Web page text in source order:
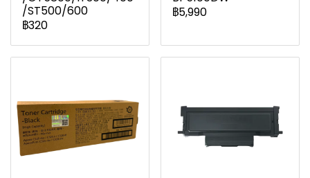
/ST500/600
฿320
฿5,990